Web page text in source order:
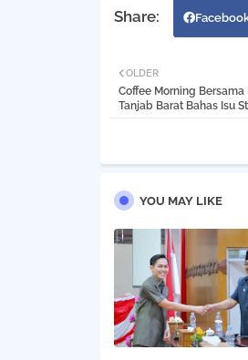
OLDER
Coffee Morning
Tanjab Barat Bahas Isu
YOU MAY LIKE